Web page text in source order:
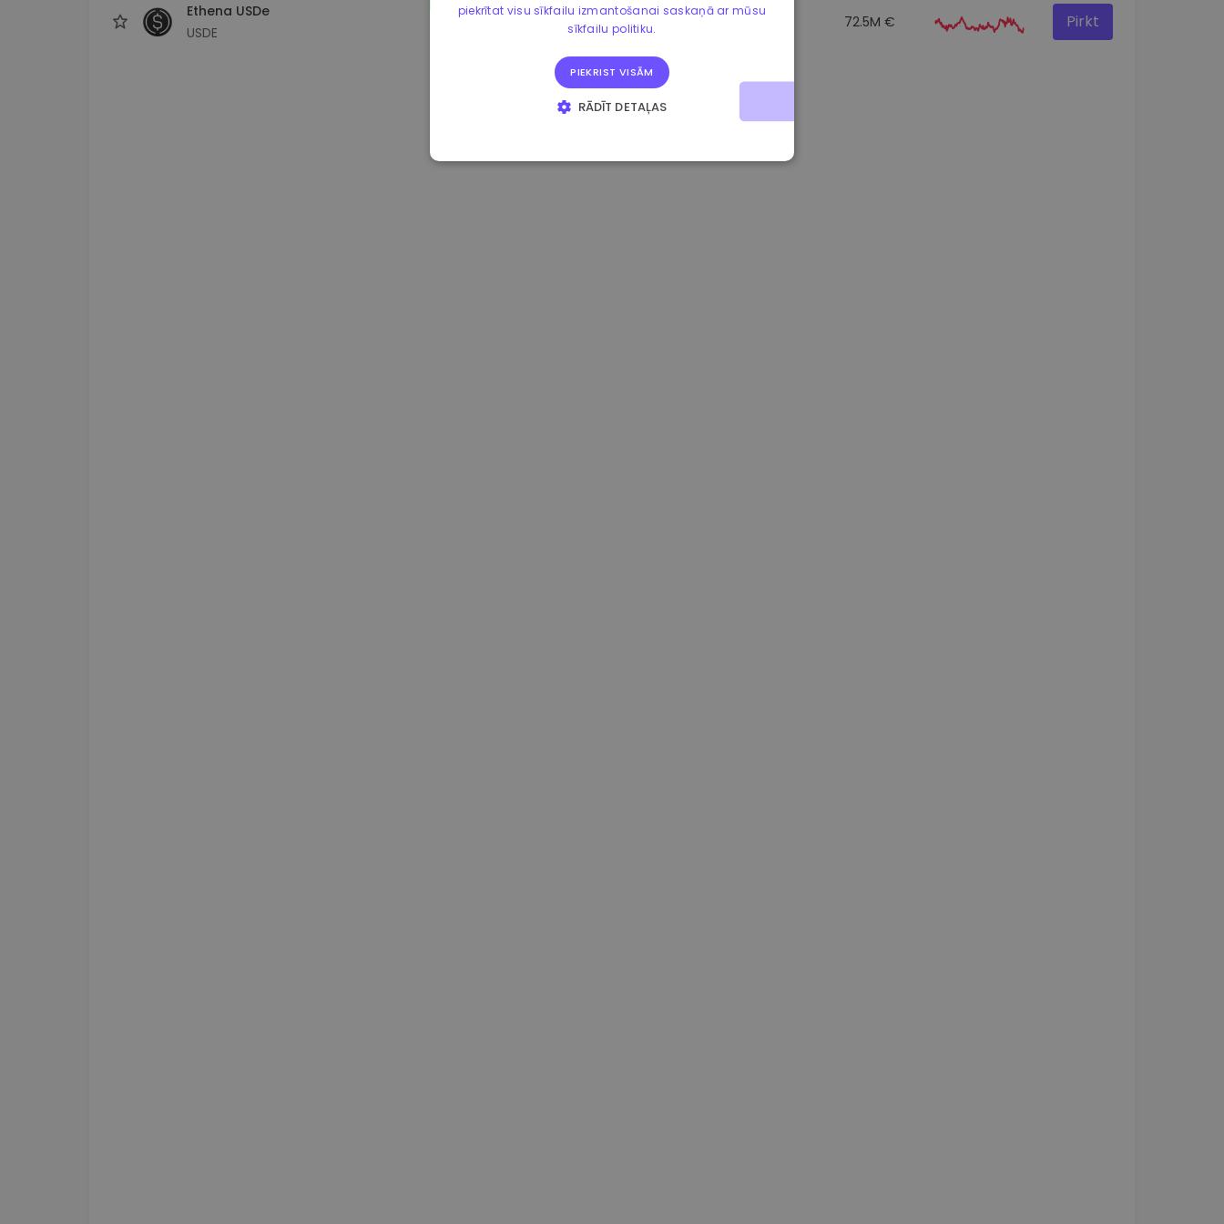
Ethena USDe
USDE
0.00% 72.5M € Pirkt
piekrītat visu sīkfailu izmantošanai saskaņā ar mūsu
sīkfailu politiku.
PIEKRIST VISĀM
RĀDĪT DETAĻAS